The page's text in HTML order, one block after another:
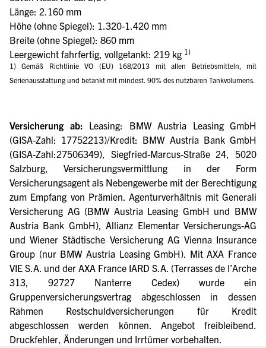
Länge: 2.160 mm
Höhe (ohne Spiegel): 1.320-1.420 mm
Breite (ohne Spiegel): 860 mm
Leergewicht fahrfertig, vollgetankt: 219 kg 1)
1) Gemäß Richtlinie VO (EU) 168/2013 mit allen Betriebsmitteln, mit
Serienausstattung und betankt mit mindest. 90% des nutzbaren Tankvolumens.
Versicherung ab: Leasing: BMW Austria Leasing GmbH
(GISA-Zahl: 17752213)/Kredit: BMW Austria Bank GmbH
(GISA-Zahl:27506349), Siegfried-Marcus-Straße 24, 5020
Salzburg, Versicherungsvermittlung in der Form
Versicherungsagent als Nebengewerbe mit der Berechtigung
zum Empfang von Prämien. Agenturverhältnis mit Generali
Versicherung AG (BMW Austria Leasing GmbH und BMW
Austria Bank GmbH), Allianz Elementar Versicherungs-AG
und Wiener Städtische Versicherung AG Vienna Insurance
Group (nur BMW Austria Leasing GmbH). Mit AXA France
VIE S.A. und der AXA France IARD S.A. (Terrasses de I’Arche
313, 92727 Nanterre Cedex) wurde ein
Gruppenversicherungsvertrag abgeschlossen in dessen
Rahmen Restschuldversicherungen für Kredit
abgeschlossen werden können. Angebot freibleibend.
Druckfehler, Änderungen und Irrtümer vorbehalten.